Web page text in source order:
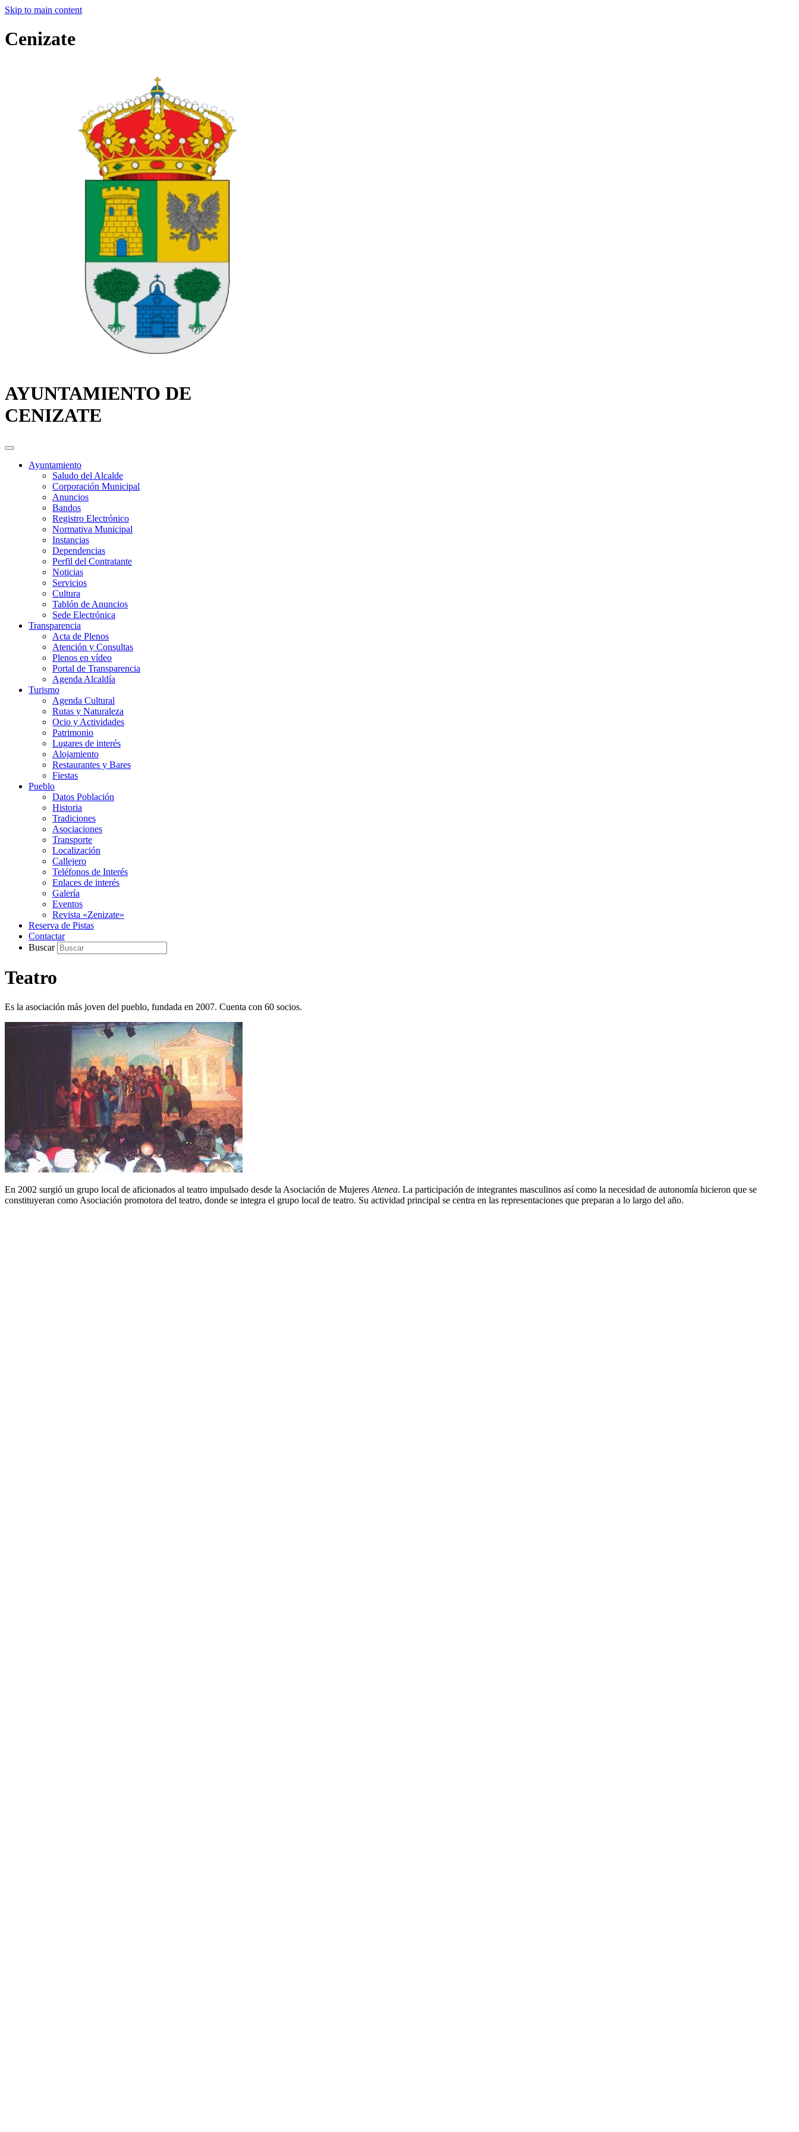
Skip to main content
Cenizate
AYUNTAMIENTO DE
CENIZATE
Ayuntamiento
Saludo del Alcalde
Corporación Municipal
Anuncios
Bandos
Registro Electrónico
Normativa Municipal
Instancias
Dependencias
Perfil del Contratante
Noticias
Servicios
Cultura
Tablón de Anuncios
Sede Electrónica
Transparencia
Acta de Plenos
Atención y Consultas
Plenos en vídeo
Portal de Transparencia
Agenda Alcaldía
Turismo
Agenda Cultural
Rutas y Naturaleza
Ocio y Actividades
Patrimonio
Lugares de interés
Alojamiento
Restaurantes y Bares
Fiestas
Pueblo
Datos Población
Historia
Tradiciones
Asociaciones
Transporte
Localización
Callejero
Teléfonos de Interés
Enlaces de interés
Galería
Eventos
Revista «Zenizate»
Reserva de Pistas
Contactar
Buscar
Teatro
Es la asociación más joven del pueblo, fundada en 2007. Cuenta con 60 socios.
En 2002 surgió un grupo local de aficionados al teatro impulsado desde la Asociación de Mujeres Atenea. La participación de integrantes masculinos así como la necesidad de autonomía hicieron que se
constituyeran como Asociación promotora del teatro, donde se integra el grupo local de teatro. Su actividad principal se centra en las representaciones que preparan a lo largo del año.